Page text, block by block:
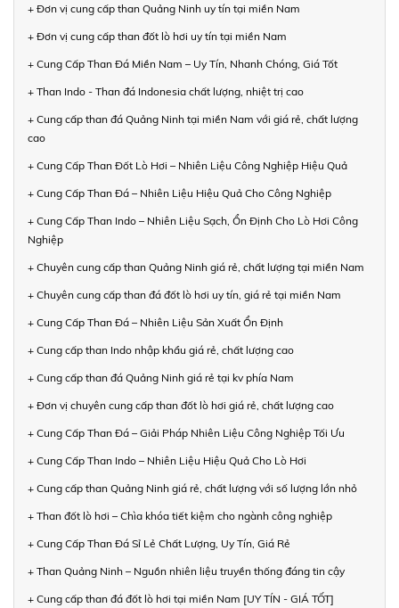
+ Đơn vị cung cấp than Quảng Ninh uy tín tại miền Nam
+ Đơn vị cung cấp than đốt lò hơi uy tín tại miền Nam
+ Cung Cấp Than Đá Miền Nam – Uy Tín, Nhanh Chóng, Giá Tốt
+ Than Indo - Than đá Indonesia chất lượng, nhiệt trị cao
+ Cung cấp than đá Quảng Ninh tại miền Nam với giá rẻ, chất lượng
cao
+ Cung Cấp Than Đốt Lò Hơi – Nhiên Liệu Công Nghiệp Hiệu Quả
+ Cung Cấp Than Đá – Nhiên Liệu Hiệu Quả Cho Công Nghiệp
+ Cung Cấp Than Indo – Nhiên Liệu Sạch, Ổn Định Cho Lò Hơi Công
Nghiệp
+ Chuyên cung cấp than Quảng Ninh giá rẻ, chất lượng tại miền Nam
+ Chuyên cung cấp than đá đốt lò hơi uy tín, giá rẻ tại miền Nam
+ Cung Cấp Than Đá – Nhiên Liệu Sản Xuất Ổn Định
+ Cung cấp than Indo nhập khẩu giá rẻ, chất lượng cao
+ Cung cấp than đá Quảng Ninh giá rẻ tại kv phía Nam
+ Đơn vị chuyên cung cấp than đốt lò hơi giá rẻ, chất lượng cao
+ Cung Cấp Than Đá – Giải Pháp Nhiên Liệu Công Nghiệp Tối Ưu
+ Cung Cấp Than Indo – Nhiên Liệu Hiệu Quả Cho Lò Hơi
+ Cung cấp than Quảng Ninh giá rẻ, chất lượng với số lượng lớn nhỏ
+ Than đốt lò hơi – Chìa khóa tiết kiệm cho ngành công nghiệp
+ Cung Cấp Than Đá Sỉ Lẻ Chất Lượng, Uy Tín, Giá Rẻ
+ Than Quảng Ninh – Nguồn nhiên liệu truyền thống đáng tin cậy
+ Cung cấp than đá đốt lò hơi tại miền Nam [UY TÍN - GIÁ TỐT]